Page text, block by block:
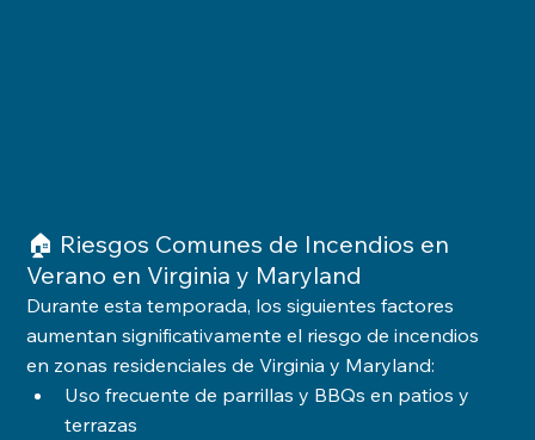
🏠 Riesgos Comunes de Incendios en
Verano en Virginia y Maryland
Durante esta temporada, los siguientes factores
aumentan significativamente el riesgo de incendios
en zonas residenciales de Virginia y Maryland:
Uso frecuente de parrillas y BBQs en patios y
terrazas